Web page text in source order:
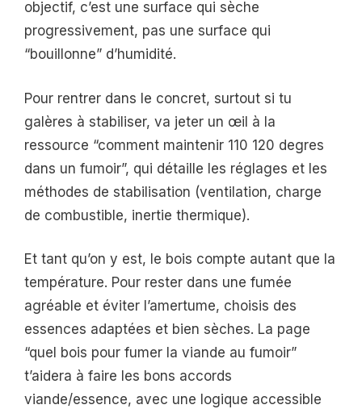
objectif, c’est une surface qui sèche
progressivement, pas une surface qui
“bouillonne” d’humidité.
Pour rentrer dans le concret, surtout si tu
galères à stabiliser, va jeter un œil à la
ressource “comment maintenir 110 120 degres
dans un fumoir”, qui détaille les réglages et les
méthodes de stabilisation (ventilation, charge
de combustible, inertie thermique).
Et tant qu’on y est, le bois compte autant que la
température. Pour rester dans une fumée
agréable et éviter l’amertume, choisis des
essences adaptées et bien sèches. La page
“quel bois pour fumer la viande au fumoir”
t’aidera à faire les bons accords
viande/essence, avec une logique accessible